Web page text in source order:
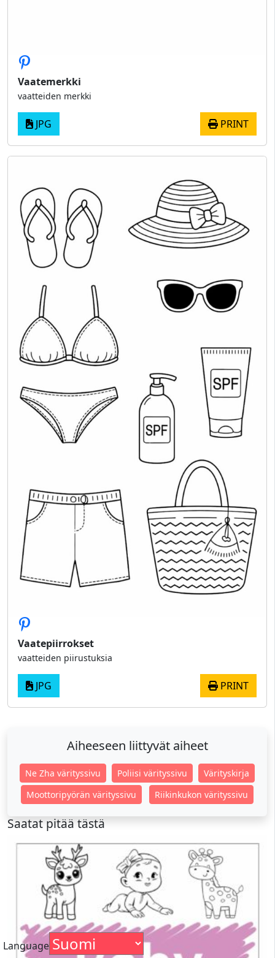
Vaatemerkki
vaatteiden merkki
JPG PRINT
Vaatepiirrokset
vaatteiden piirustuksia
JPG PRINT
Aiheeseen liittyvät aiheet
Ne Zha värityssivu Poliisi värityssivu
Värityskirja
Moottoripyörän värityssivu
Riikinkukon värityssivu
Saatat pitää tästä
Language